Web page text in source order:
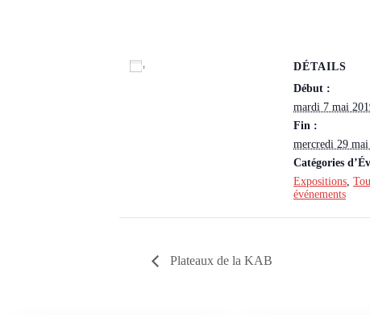
DÉTAILS
Début :
mardi 7 mai
Fin :
mercredi 29
Catégories
Expositions
événements
Plateaux de la KAB